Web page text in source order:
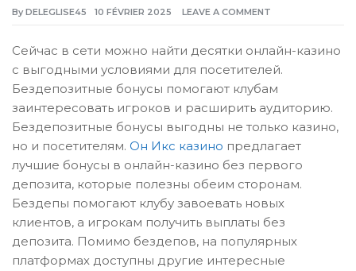
By DELEGLISE45 10 FÉVRIER 2025 LEAVE A COMMENT
Сейчас в сети можно найти десятки онлайн-казино
с выгодными условиями для посетителей.
Бездепозитные бонусы помогают клубам
заинтересовать игроков и расширить аудиторию.
Бездепозитные бонусы выгодны не только казино,
но и посетителям. Он Икс казино предлагает
лучшие бонусы в онлайн-казино без первого
депозита, которые полезны обеим сторонам.
Бездепы помогают клубу завоевать новых
клиентов, а игрокам получить выплаты без
депозита. Помимо бездепов, на популярных
платформах доступны другие интересные